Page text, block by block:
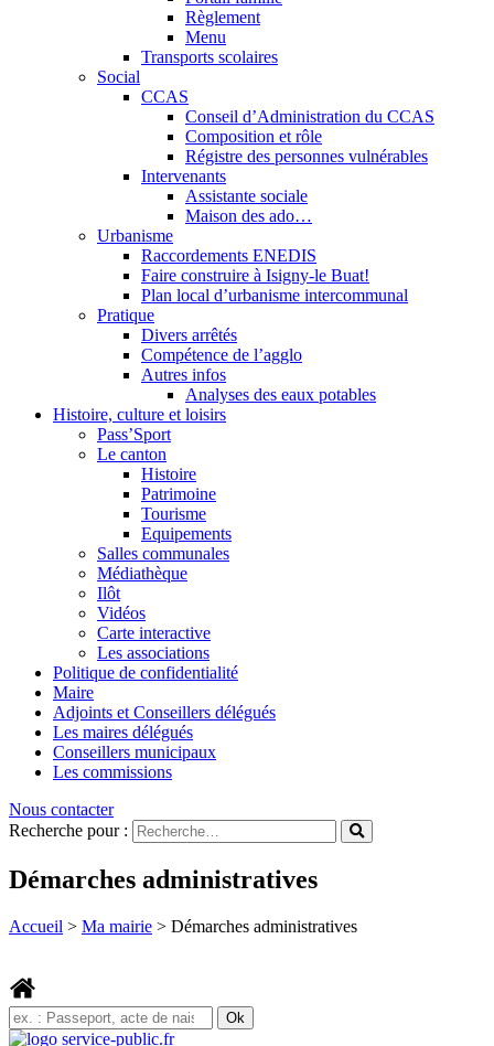
Règlement
Menu
Transports scolaires
Social
CCAS
Conseil d’Administration du CCAS
Composition et rôle
Régistre des personnes vulnérables
Intervenants
Assistante sociale
Maison des ado…
Urbanisme
Raccordements ENEDIS
Faire construire à Isigny-le Buat!
Plan local d’urbanisme intercommunal
Pratique
Divers arrêtés
Compétence de l’agglo
Autres infos
Analyses des eaux potables
Histoire, culture et loisirs
Pass’Sport
Le canton
Histoire
Patrimoine
Tourisme
Equipements
Salles communales
Médiathèque
Ilôt
Vidéos
Carte interactive
Les associations
Politique de confidentialité
Maire
Adjoints et Conseillers délégués
Les maires délégués
Conseillers municipaux
Les commissions
Nous contacter
Recherche pour :
Démarches administratives
Accueil > Ma mairie > Démarches administratives